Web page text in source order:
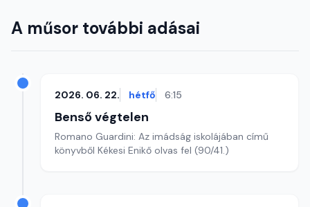
A műsor további adásai
2026. 06. 22. hétfő 6:15
Benső végtelen
Romano Guardini: Az imádság iskolájában című
könyvből Kékesi Enikő olvas fel (90/41.)